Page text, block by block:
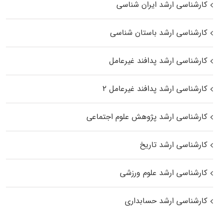
کارشناسی ارشد ایران شناسی
کارشناسی ارشد باستان شناسی
کارشناسی ارشد پدافند غیرعامل
کارشناسی ارشد پدافند غیرعامل ۲
کارشناسی ارشد پژوهش علوم اجتماعی
کارشناسی ارشد تاریخ
کارشناسی ارشد علوم ورزشی
کارشناسی ارشد حسابداری